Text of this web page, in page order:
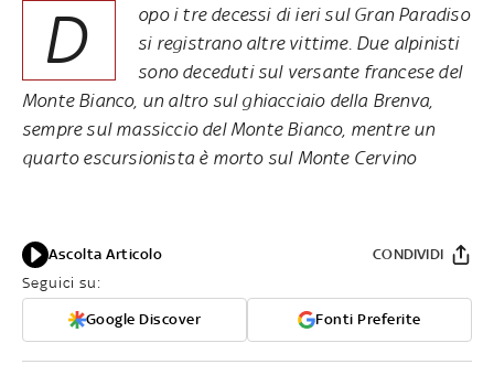
D
opo i tre decessi di ieri sul Gran Paradiso
si registrano altre vittime. Due alpinisti
sono deceduti sul versante francese del
Monte Bianco, un altro sul ghiacciaio della Brenva,
sempre sul massiccio del Monte Bianco, mentre un
quarto escursionista è morto sul Monte Cervino
Ascolta Articolo
Seguici su:
Google Discover Fonti Preferite
CONDIVIDI